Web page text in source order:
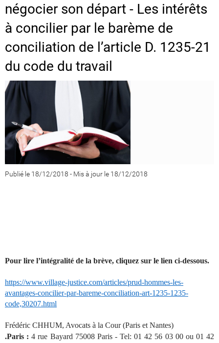
négocier son départ - Les intérêts
à concilier par le barème de
conciliation de l’article D. 1235-21
du code du travail
Publié le 18/12/2018 - Mis à jour le 18/12/2018
Pour lire l’intégralité de la brève, cliquez sur le lien ci-dessous.
https://www.village-justice.com/articles/prud-hommes-les-
avantages-concilier-par-bareme-conciliation-art-1235-1235-
code,30207.html
Frédéric CHHUM, Avocats à la Cour (Paris et Nantes)
.Paris : 4 rue Bayard 75008 Paris - Tel: 01 42 56 03 00 ou 01 42